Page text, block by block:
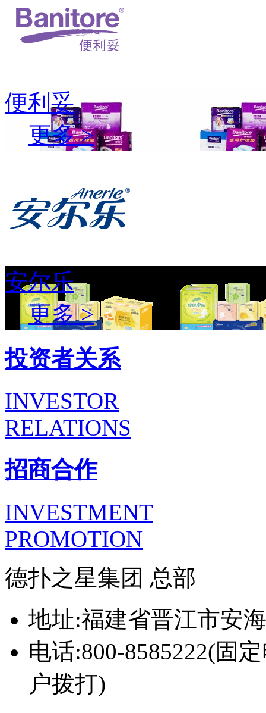
便利妥
更多 >
安尔乐
更多 >
投资者关系
INVESTOR
RELATIONS
招商合作
INVESTMENT
PROMOTION
德扑之星集团 总部
地址:福建省晋江市安
电话:800-8585222(固
户拨打)